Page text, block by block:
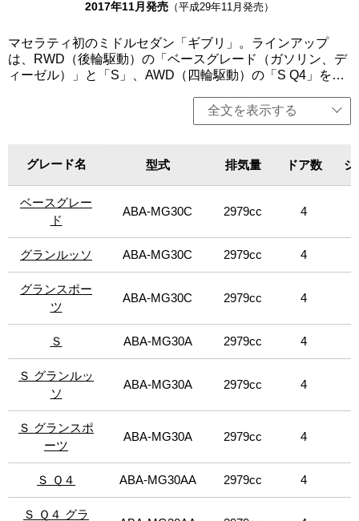
2017年11月発売 （平成29年11月発売）
マセラティ初のミドルセダン「ギブリ」。ラインアップ
は、RWD（後輪駆動）の「ベースグレード（ガソリン、デ
ィーゼル）」と「S」、AWD（四輪駆動）の「S Q4」を設
チックトランスミッションを組み合わせる。クアトロポル
テより軽量かつコンパクトでスポーティーでありながら、
性、豪華さ、そして革新的なイタリアンデザインを採用す
る。エンジンは、排出ガス低減や燃費向上が見込まれる
「スタート＆ストップ機能」を全グレードに標準装備。今
回、「グランルッソ」と「グランスポーツ」の2種のトリ
ム・オプションを全グレードに設定。「グランルッソ」
は、エクステリア・デザインの完成度を高めるだけでな
く、12方向に電動調節とメモリー設定が可能なシートを搭
ルドゼニア製シルクの選択が可能。どちらもラディカによ
るオープンポア仕上げのウッドトリムが施されている。
「グランスポーツ」には、さらなる精悍さをアピールする
ブラックトリムや12方向に電動調節ができメモリ設定も可
能なスポーツシート、グリップ力の高いスポーツステアリ
ングホイール、ギアシフトパドル、Inoxスポーツフットペ
ダルなどを装備。また、常にダンバー設定を最適化しなが
ら衝撃を吸収する、スカイフックサスペンションを標準装
備。両モデルに、マセラティでは初となるグレアフリーの
マトリクスハイビーム技術を採用したアダプティブフル
LEDヘッドライトを装備。「S」と「S Q4」では、従来の
モデルと比較してパワー、トルクそれぞれに20馬力および
生。安全性にも貢献する、車両統合制御システム（IVC）を
全文を表示する
グレード名
ベースグレー
ド
グランルッソ
グランスポー
ツ
Ｓ
Ｓ グランルッ
ソ
Ｓ グランスポ
ーツ
Ｓ Ｑ４
Ｓ Ｑ４ グラ
グレード名 型式 排気量 ドア数 シ
ベースグレー
ド
ABA-MG30C 2979cc 4
グランルッソ ABA-MG30C 2979cc 4
グランスポー
ツ
ABA-MG30C 2979cc 4
Ｓ ABA-MG30A 2979cc 4
Ｓ グランルッ
ソ
ABA-MG30A 2979cc 4
Ｓ グランスポ
ーツ
ABA-MG30A 2979cc 4
Ｓ Ｑ４ ABA-MG30AA 2979cc 4
Ｓ Ｑ４ グラ